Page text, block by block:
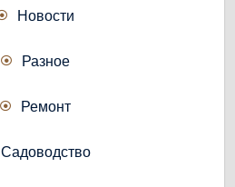
Новости
Разное
Ремонт
Садоводство